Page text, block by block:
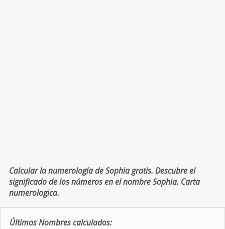
Calcular la numerología de Sophia gratis. Descubre el
significado de los números en el nombre Sophia. Carta
numerologica.
Últimos Nombres calculados: